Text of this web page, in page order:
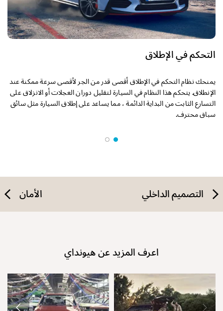
التحكم في الإطلاق
يمنحك نظام التحكم في الإطلاق أقصى قدر من الجر لأقصى سرعة ممكنة عند
الإنطلاق. يتحكم هذا النظام في السيارة لتقليل دوران العجلات أو الانزلاق على
التسارع الثابت من البداية الدائمة ، مما يساعد على إطلاق السيارة مثل سائق
سباق محترف.
التصميم الداخلي الأمان
اعرف المزيد عن هيونداي